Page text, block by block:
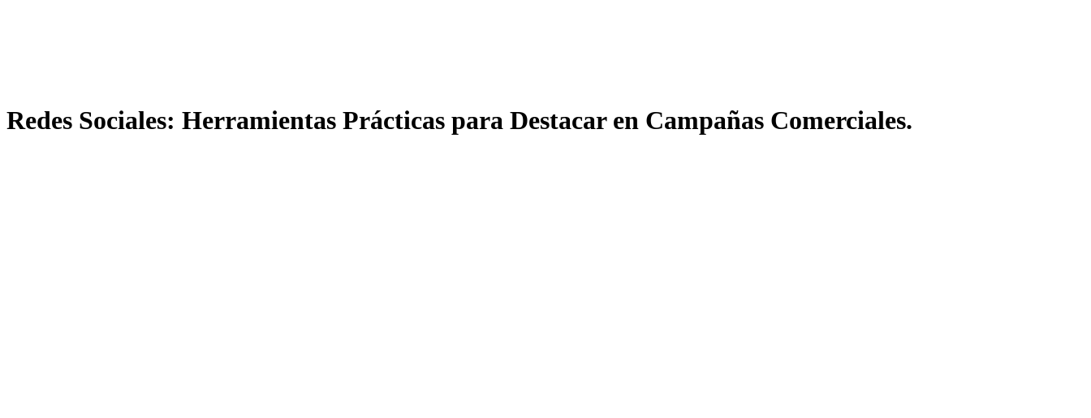
Redes Sociales: Herramientas Prácticas para Destacar en Campañas Comerciales.